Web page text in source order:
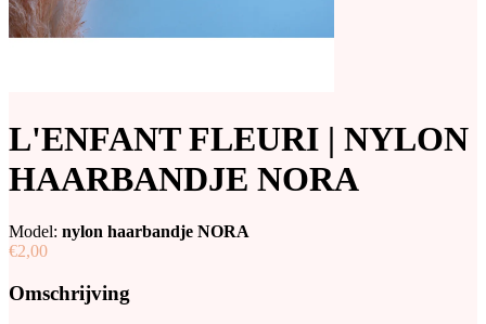
L'ENFANT FLEURI | NYLON
HAARBANDJE NORA
Model: nylon haarbandje NORA
€2,00
Omschrijving